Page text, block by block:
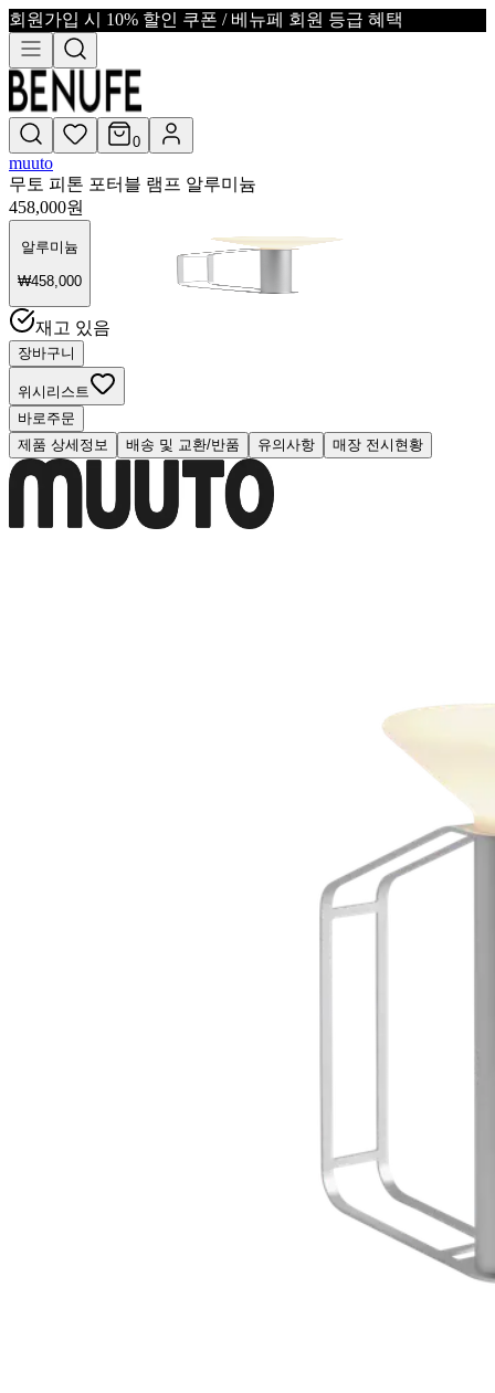
회원가입 시 10% 할인 쿠폰 / 베뉴페 회원 등급 혜택
0
muuto
무토 피톤 포터블 램프 알루미늄
458,000원
알루미늄
₩458,000
재고 있음
장바구니
위시리스트
바로주문
제품 상세정보
배송 및 교환/반품 유의사항 매장 전시현황